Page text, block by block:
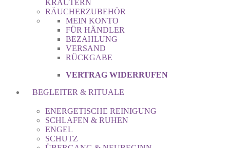
KRÄUTERN
RÄUCHERZUBEHÖR
MEIN KONTO
FÜR HÄNDLER
BEZAHLUNG
VERSAND
RÜCKGABE
VERTRAG WIDERRUFEN
BEGLEITER & RITUALE
ENERGETISCHE REINIGUNG
SCHLAFEN & RUHEN
ENGEL
SCHUTZ